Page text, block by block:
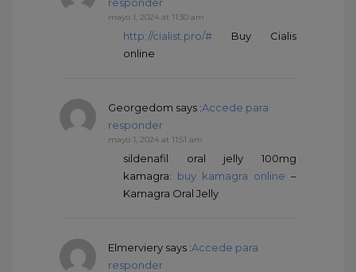
mayo 1, 2024 at 11:30 am
http://cialist.pro/# Buy Cialis
online
Georgedom says :Accede para
responder
mayo 1, 2024 at 11:51 am
sildenafil oral jelly 100mg
kamagra: buy kamagra online –
Kamagra Oral Jelly
Elmerviery says :Accede para
responder